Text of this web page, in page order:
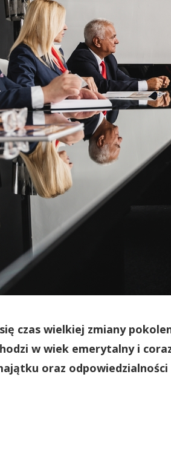
czas wielkiej zmiany
w wiek emerytalny i
oraz